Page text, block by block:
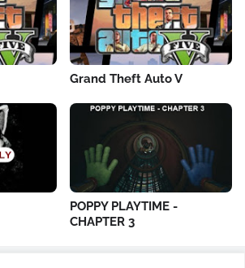
Grand Theft Auto V
POPPY PLAYTIME -
CHAPTER 3